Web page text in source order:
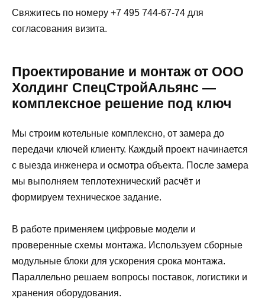
Свяжитесь по номеру +7 495 744-67-74 для
согласования визита.
Проектирование и монтаж от ООО
Холдинг СпецСтройАльянс —
комплексное решение под ключ
Мы строим котельные комплексно, от замера до
передачи ключей клиенту. Каждый проект начинается
с выезда инженера и осмотра объекта. После замера
мы выполняем теплотехнический расчёт и
формируем техническое задание.
В работе применяем цифровые модели и
проверенные схемы монтажа. Используем сборные
модульные блоки для ускорения срока монтажа.
Параллельно решаем вопросы поставок, логистики и
хранения оборудования.